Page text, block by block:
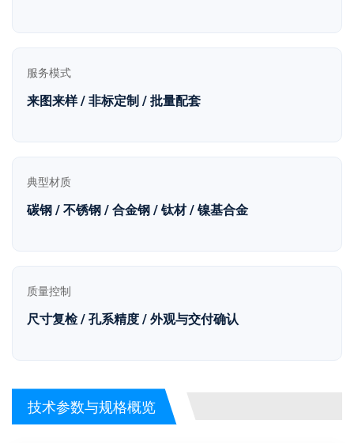
服务模式
来图来样 / 非标定制 / 批量配套
典型材质
碳钢 / 不锈钢 / 合金钢 / 钛材 / 镍基合金
质量控制
尺寸复检 / 孔系精度 / 外观与交付确认
技术参数与规格概览